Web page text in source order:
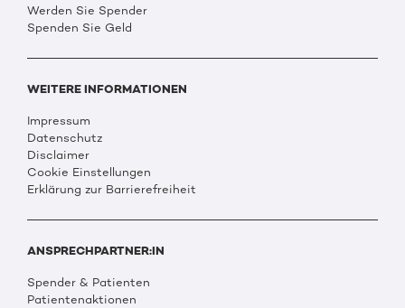
Werden Sie Spender
Spenden Sie Geld
WEITERE INFORMATIONEN
Impressum
Datenschutz
Disclaimer
Cookie Einstellungen
Erklärung zur Barrierefreiheit
ANSPRECHPARTNER:IN
Spender & Patienten
Patientenaktionen